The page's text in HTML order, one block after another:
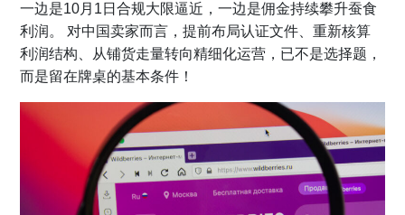
一边是10月1日合规大限逼近，一边是佣金持续攀升蚕食
利润。 对中国卖家而言，提前布局认证文件、重新核算
利润结构、从铺货走量转向精细化运营，已不是选择题，
而是留在牌桌的基本条件！